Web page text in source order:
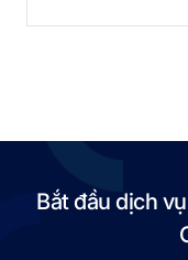
Bắt đầu dịch